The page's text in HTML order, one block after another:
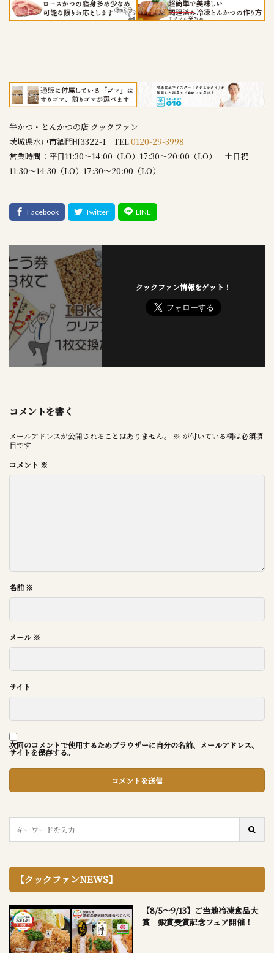
牛かつ・とんかつの店 クックファン
茨城県水戸市酒門町3322-1 TEL0120-29-3998
営業時間：平日11:30～14:00（LO）17:30～20:00（LO） 土日祝
11:30～14:30（LO）17:30～20:00（LO）
クックファン情報をゲット！
コメントを書く
メールアドレスが公開されることはありません。 ※ が付いている欄は必須項
目です
コメント ※
名前※
メール※
サイト
次回のコメントで使用するためブラウザーに自分の名前、メールアドレス、
サイトを保存する。
【クックファンNEWS】
【8/5～9/13】ご当地冷凍食品大
賞 銀賞受賞記念フェア開催！